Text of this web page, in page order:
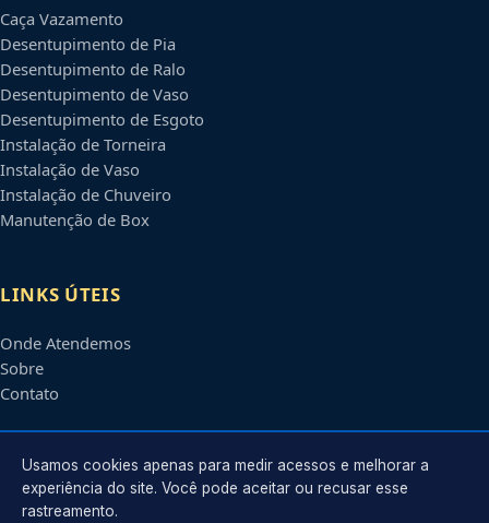
Caça Vazamento
Desentupimento de Pia
Desentupimento de Ralo
Desentupimento de Vaso
Desentupimento de Esgoto
Instalação de Torneira
Instalação de Vaso
Instalação de Chuveiro
Manutenção de Box
LINKS ÚTEIS
Onde Atendemos
Sobre
Contato
CONTATO
Atendimento em
Usamos cookies apenas para medir acessos e melhorar a
experiência do site. Você pode aceitar ou recusar esse
rastreamento.